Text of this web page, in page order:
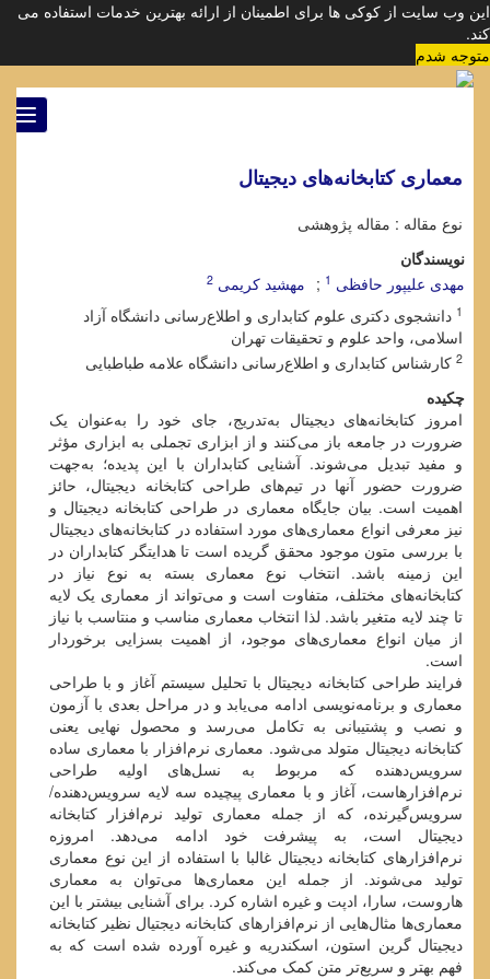
این وب سایت از کوکی ها برای اطمینان از ارائه بهترین خدمات استفاده می
کند.
متوجه شدم
معماری کتابخانه‌های دیجیتال
نوع مقاله : مقاله پژوهشی
نویسندگان
مهدی علیپور حافظی 1 مهشید کریمی 2
1 دانشجوی دکتری علوم کتابداری و اطلاع‌رسانی دانشگاه آزاد
اسلامی، واحد علوم و تحقیقات تهران
2 کارشناس کتابداری و اطلاع‌رسانی دانشگاه علامه طباطبایی
چکیده
امروز کتابخانه‌های دیجیتال به‌تدریج، جای خود را به‌عنوان یک
ضرورت در جامعه باز می‌کنند و از ابزاری تجملی به ابزاری مؤثر
و مفید تبدیل می‌شوند. آشنایی کتابداران با این پدیده؛ به‌جهت
ضرورت حضور آنها در تیم‌های طراحی کتابخانه دیجیتال، حائز
اهمیت است. بیان جایگاه معماری در طراحی کتابخانه دیجیتال و
نیز معرفی انواع معماری‌های مورد استفاده در کتابخانه‌های دیجیتال
با بررسی متون موجود محقق گریده است تا هدایتگر کتابداران در
این زمینه باشد. انتخاب نوع معماری بسته به نوع نیاز در
کتابخانه‌های مختلف، متفاوت است و می‌تواند از معماری یک لایه
تا چند لایه متغیر باشد. لذا انتخاب معماری مناسب و منتاسب با نیاز
از میان انواع معماری‌های موجود، از اهمیت بسزایی برخوردار
است.
فرایند طراحی کتابخانه دیجیتال با تحلیل سیستم آغاز و با طراحی
معماری و برنامه‌نویسی ادامه می‌یابد و در مراحل بعدی با آزمون
و نصب و پشتیبانی به تکامل می‌رسد و محصول نهایی یعنی
کتابخانه دیجیتال متولد می‌شود. معماری نرم‌افزار با معماری ساده
سرویس‌دهنده که مربوط به نسل‌های اولیه طراحی
نرم‌افزارهاست، آغاز و با معماری پیچیده سه لایه سرویس‌دهنده/
سرویس‌گیرنده، که از جمله معماری تولید نرم‌افزار کتابخانه
دیجیتال است، به پیشرفت خود ادامه می‌دهد. امروزه
نرم‌افزارهای کتابخانه دیجیتال غالبا با استفاده از این نوع معماری
تولید می‌شوند. از جمله این معماری‌ها می‌توان به معماری
هاروست، سارا، ادپت و غیره اشاره کرد. برای آشنایی بیشتر با این
معماری‌ها مثال‌هایی از نرم‌افزارهای کتابخانه دیجتیال نظیر کتابخانه
دیجیتال گرین استون، اسکندریه و غیره آورده شده است که به
فهم بهتر و سریع‌تر متن کمک می‌کند.